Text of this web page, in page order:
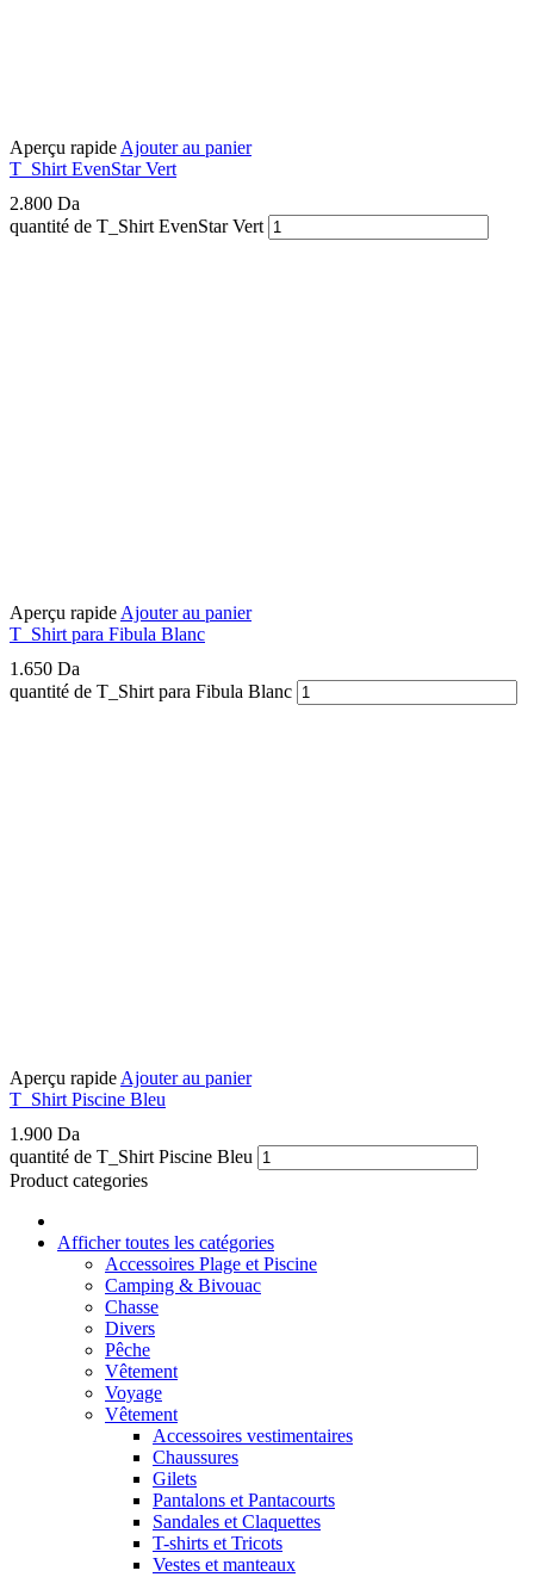
Aperçu rapide Ajouter au panier
T_Shirt EvenStar Vert
2.800 Da
quantité de T_Shirt EvenStar Vert
Aperçu rapide Ajouter au panier
T_Shirt para Fibula Blanc
1.650 Da
quantité de T_Shirt para Fibula Blanc
Aperçu rapide Ajouter au panier
T_Shirt Piscine Bleu
1.900 Da
quantité de T_Shirt Piscine Bleu
Product categories
Afficher toutes les catégories
Accessoires Plage et Piscine
Camping & Bivouac
Chasse
Divers
Pêche
Vêtement
Voyage
Vêtement
Accessoires vestimentaires
Chaussures
Gilets
Pantalons et Pantacourts
Sandales et Claquettes
T-shirts et Tricots
Vestes et manteaux